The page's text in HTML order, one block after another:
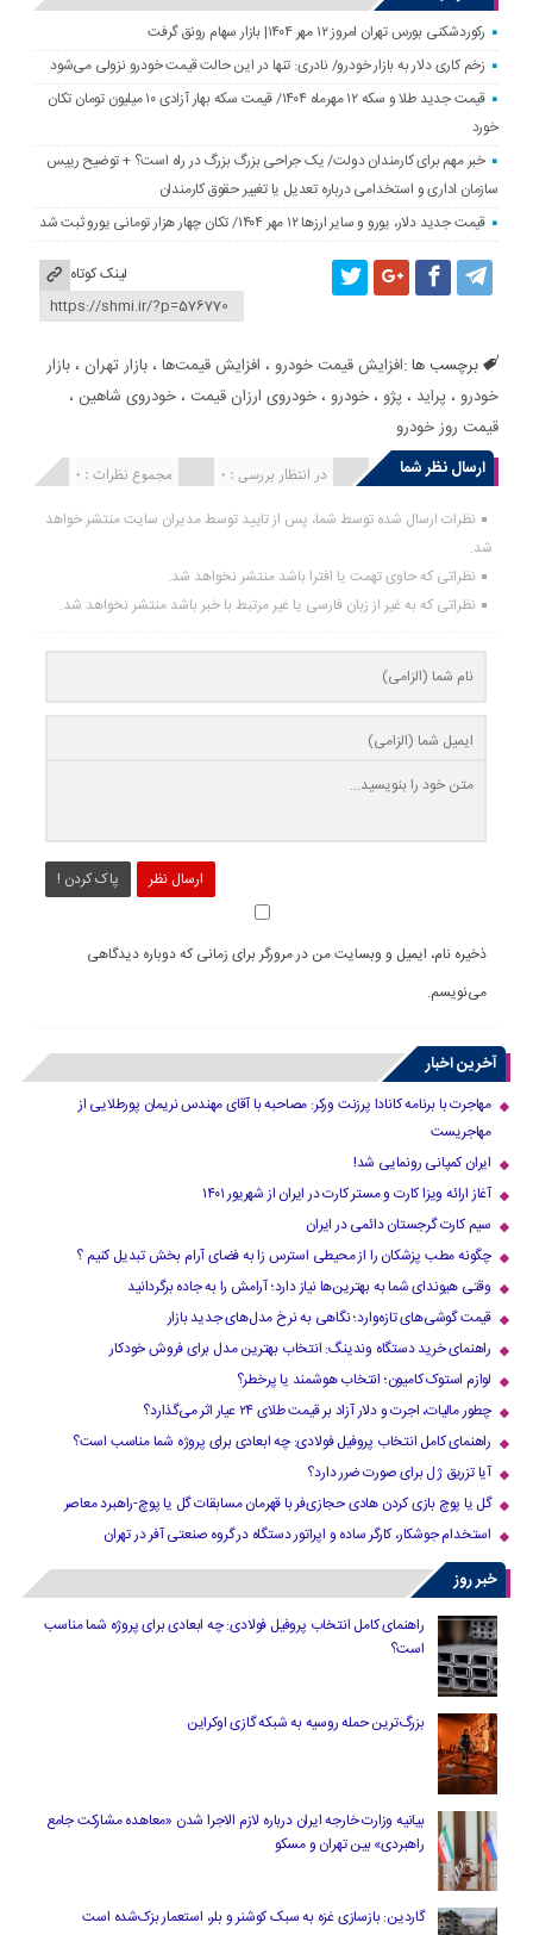
رکوردشکنی بورس تهران امروز ۱۲ مهر ۱۴۰۴| بازار سهام رونق گرفت
زخم کاری دلار به بازار خودرو/ نادری: تنها در این حالت قیمت خودرو نزولی می‌شود
قیمت جدید طلا و سکه ۱۲ مهرماه ۱۴۰۴/ قیمت سکه بهار آزادی ۱۰ میلیون تومان تکان
خورد
خبر مهم برای کارمندان دولت/ یک جراحی بزرگ بزرگ در راه است؟ + توضیح رییس
سازمان اداری و استخدامی درباره تعدیل یا تغییر حقوق کارمندان
قیمت جدید دلار، یورو و سایر ارزها ۱۲ مهر ۱۴۰۴/ تکان چهار هزار تومانی یورو ثبت شد
لینک کوتاه
برچسب ها :افزایش قیمت خودرو ، افزایش قیمت‌ها ،بازار تهران ،بازار
خودرو ،پراید ،پژو ،خودرو ،خودروی ارزان قیمت ،خودروی شاهین ،
قیمت روز خودرو
ارسال نظر شما
مجموع نظرات : 0 در انتظار بررسی : 0 انتشار یافته : 0
نظرات ارسال شده توسط شما، پس از تایید توسط مدیران سایت منتشر خواهد
شد.
نظراتی که حاوی تهمت یا افترا باشد منتشر نخواهد شد.
نظراتی که به غیر از زبان فارسی یا غیر مرتبط با خبر باشد منتشر نخواهد شد.
ارسال نظر پاک کردن !
ذخیره نام، ایمیل و وبسایت من در مرورگر برای زمانی که دوباره دیدگاهی
می‌نویسم.
آخرین اخبار
مهاجرت با برنامه کانادا پرزنت ورکر: مصاحبه با آقای مهندس نریمان پورطلایی از
مهاجریست
ایران کمپانی رونمایی شد!
آغاز ارائه ویزا کارت و مستر کارت در ایران از شهریور ۱۴۰۱
سیم کارت گرجستان دائمی در ایران
چگونه مطب پزشکان را از محیطی استرس زا به فضای آرام بخش تبدیل کنیم ؟
وقتی هیوندای شما به بهترین‌ها نیاز دارد؛ آرامش را به جاده برگردانید
قیمت گوشی‌های تازه‌وارد؛ نگاهی به نرخ مدل‌های جدید بازار
راهنمای خرید دستگاه وندینگ: انتخاب بهترین مدل برای فروش خودکار
لوازم استوک کامیون؛ انتخاب هوشمند یا پرخطر؟
چطور مالیات، اجرت و دلار آزاد بر قیمت طلای ۲۴ عیار اثر می‌گذارد؟
راهنمای کامل انتخاب پروفیل فولادی: چه ابعادی برای پروژه شما مناسب است؟
آیا تزریق ژل برای صورت ضرر دارد​؟
گل یا پوچ بازی کردن هادی حجازی‌فر با قهرمان مسابقات گل یا پوچ-راهبرد معاصر
استخدام جوشکار، کارگر ساده و اپراتور دستگاه در گروه صنعتی آفر در تهران
خبر روز
راهنمای کامل انتخاب پروفیل فولادی: چه ابعادی برای پروژه شما مناسب
است؟
بزرگ‌ترین حمله روسیه به شبکه گازی اوکراین
بیانیه وزارت خارجه ایران درباره لازم‌ الاجرا شدن «معاهده مشارکت جامع
راهبردی» بین تهران و مسکو
گاردین: بازسازی غزه به سبک کوشنر و بلر، استعمار بزک‌شده است